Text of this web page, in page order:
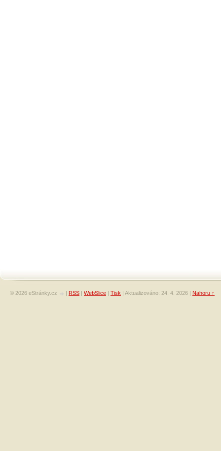
© 2026 eStránky.cz | RSS | WebSlice | Tisk | Aktualizováno: 24. 4. 2026 | Nahoru ↑